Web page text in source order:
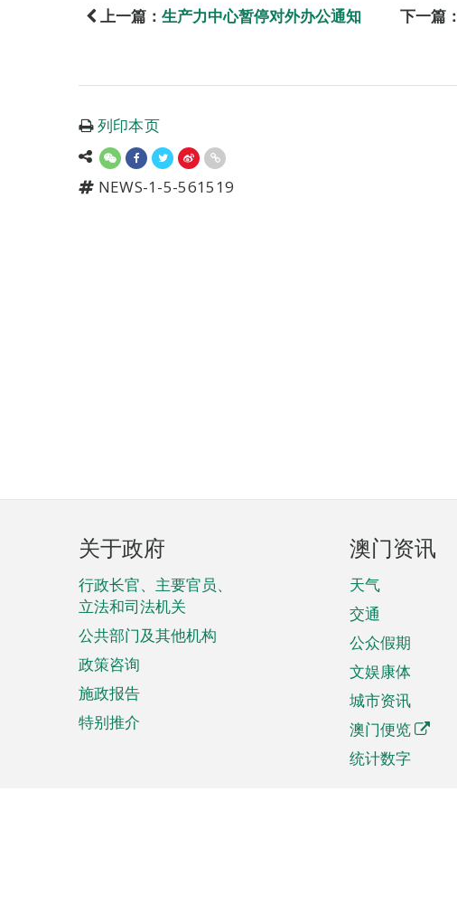
上一篇： 生产力中心暂停对外办公通知 下一篇：
列印本页
NEWS-1-5-561519
页
脚
菜
单
关于政府
行政长官、主要官员、
立法和司法机关
公共部门及其他机构
政策咨询
施政报告
特别推介
澳门资讯
天气
交通
公众假期
文娱康体
城市资讯
澳门便览
统计数字